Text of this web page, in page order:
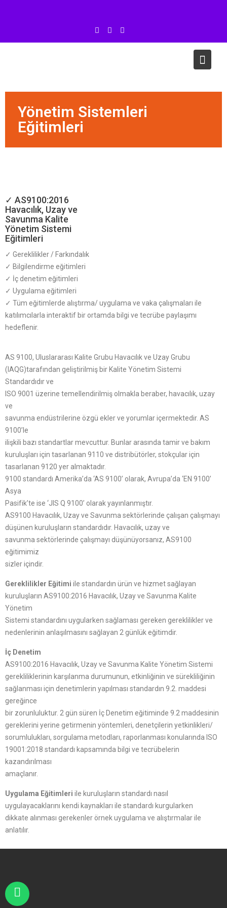
Yönetim Sistemleri
Eğitimleri
✓ AS9100:2016
Havacılık, Uzay ve
Savunma Kalite
Yönetim Sistemi
Eğitimleri
✓ Gereklilikler / Farkındalık
✓ Bilgilendirme eğitimleri
✓ İç denetim eğitimleri
✓ Uygulama eğitimleri
✓ Tüm eğitimlerde alıştırma/ uygulama ve vaka çalışmaları ile
katılımcılarla interaktif bir ortamda bilgi ve tecrübe paylaşımı
hedeflenir.
AS 9100, Uluslararası Kalite Grubu Havacılık ve Uzay Grubu
(IAQG)tarafından geliştirilmiş bir Kalite Yönetim Sistemi
Standardıdır ve
ISO 9001 üzerine temellendirilmiş olmakla beraber, havacılık, uzay
ve
savunma endüstrilerine özgü ekler ve yorumlar içermektedir. AS
9100’le
ilişkili bazı standartlar mevcuttur. Bunlar arasında tamir ve bakım
kuruluşları için tasarlanan 9110 ve distribütörler, stokçular için
tasarlanan 9120 yer almaktadır.
9100 standardı Amerika’da ‘AS 9100’ olarak, Avrupa’da ‘EN 9100’
Asya
Pasifik’te ise ‘JIS Q 9100’ olarak yayınlanmıştır.
AS9100 Havacılık, Uzay ve Savunma sektörlerinde çalışan çalışmayı
düşünen kuruluşların standardıdır. Havacılık, uzay ve
savunma sektörlerinde çalışmayı düşünüyorsanız, AS9100
eğitimimiz
sizler içindir.
Gereklilikler Eğitimi ile standardın ürün ve hizmet sağlayan
kuruluşların AS9100:2016 Havacılık, Uzay ve Savunma Kalite
Yönetim
Sistemi standardını uygularken sağlaması gereken gereklilikler ve
nedenlerinin anlaşılmasını sağlayan 2 günlük eğitimdir.
İç Denetim
AS9100:2016 Havacılık, Uzay ve Savunma Kalite Yönetim Sistemi
gerekliliklerinin karşılanma durumunun, etkinliğinin ve sürekliliğinin
sağlanması için denetimlerin yapılması standardın 9.2. maddesi
gereğince
bir zorunluluktur. 2 gün süren İç Denetim eğitiminde 9.2 maddesinin
gereklerini yerine getirmenin yöntemleri, denetçilerin yetkinlikleri/
sorumlulukları, sorgulama metodları, raporlanması konularında ISO
19001:2018 standardı kapsamında bilgi ve tecrübelerin
kazandırılması
amaçlanır.
Uygulama Eğitimleri ile kuruluşların standardı nasıl
uygulayacaklarını kendi kaynakları ile standardı kurgularken
dikkate alınması gerekenler örnek uygulama ve alıştırmalar ile
anlatılır.